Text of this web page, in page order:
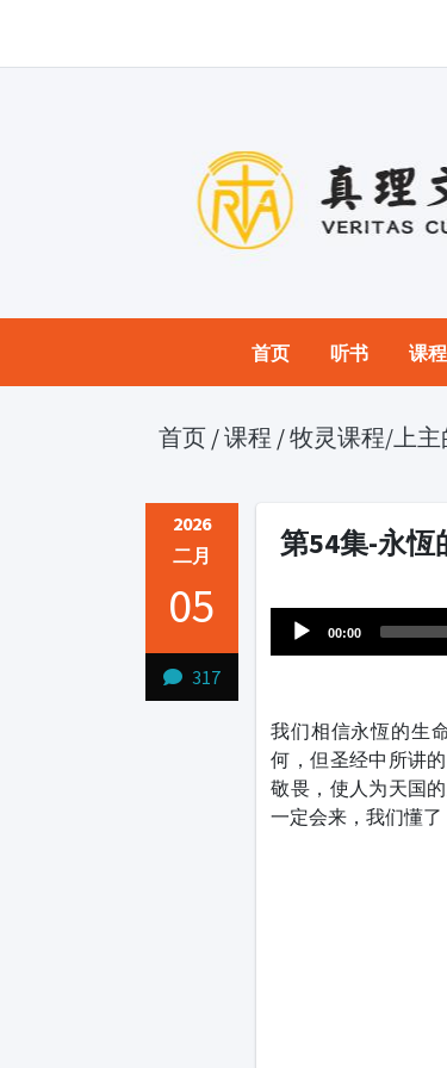
首页 听书 课程
首页 /课程 /牧灵课程/上主
2026
二月
05
317
第54集-永恆
Player
00:00
我们相信永恆的生
何，但圣经中所讲
敬畏，使人为天国
一定会来，我们懂了